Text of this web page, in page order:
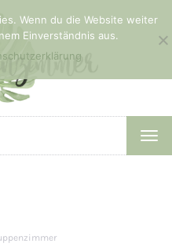
Wenn du die Website weiter
Einverständnis aus.